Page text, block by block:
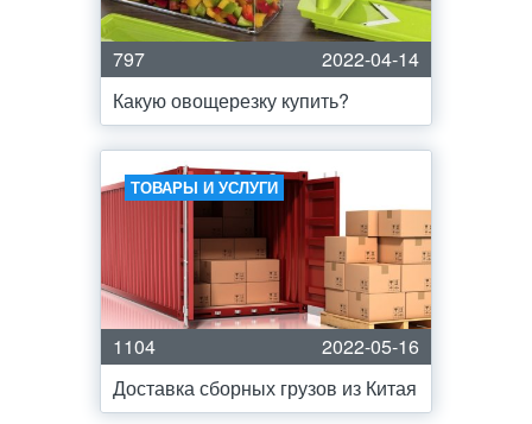
797
2022-04-14
Какую овощерезку купить?
ТОВАРЫ И УСЛУГИ
1104
2022-05-16
Доставка сборных грузов из Китая